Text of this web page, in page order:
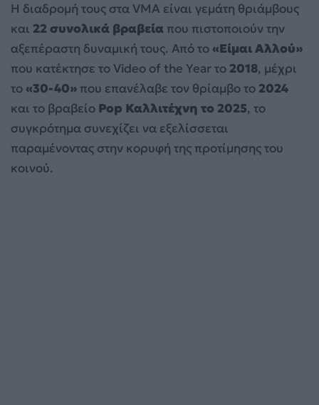
Η διαδρομή τους στα VMA είναι γεμάτη θριάμβους
και 22 συνολικά βραβεία που πιστοποιούν την
αξεπέραστη δυναμική τους. Από το«Είμαι Αλλού»
που κατέκτησε το Video of the Year το 2018, μέχρι
το«30-40» που επανέλαβε τον θρίαμβο το 2024
και το βραβείο Pop Καλλιτέχνη το 2025, το
συγκρότημα συνεχίζει να εξελίσσεται
παραμένοντας στην κορυφή της προτίμησης του
κοινού.